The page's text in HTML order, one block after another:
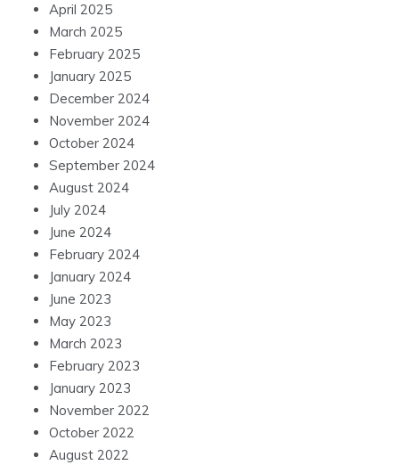
April 2025
March 2025
February 2025
January 2025
December 2024
November 2024
October 2024
September 2024
August 2024
July 2024
June 2024
February 2024
January 2024
June 2023
May 2023
March 2023
February 2023
January 2023
November 2022
October 2022
August 2022